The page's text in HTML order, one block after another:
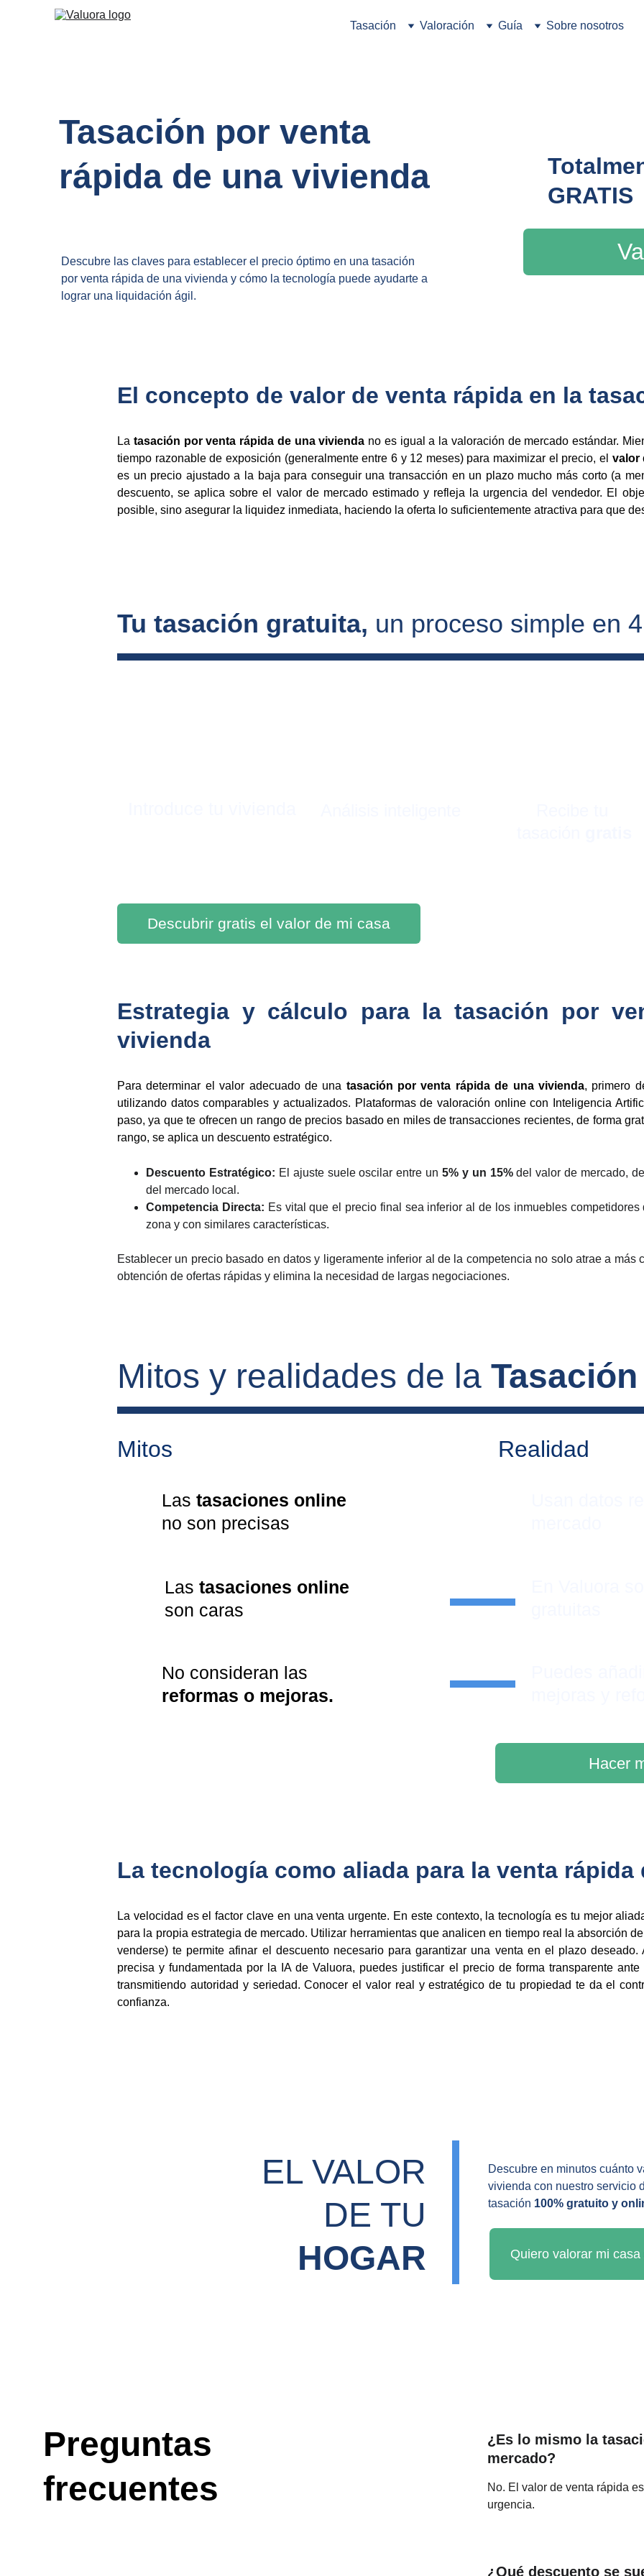
Tasación Valoración Guía Sobre nosotros
Tasación por venta
rápida de una vivienda
Descubre las claves para establecer el precio óptimo en una tasación
por venta rápida de una vivienda y cómo la tecnología puede ayudarte a
lograr una liquidación ágil.
GRATIS
El concepto de valor de venta rápida en la
La tasación por venta rápida de una vivienda no es igual a la valoración de mercado estándar.
tiempo razonable de exposición (generalmente entre 6 y 12 meses) para maximizar el precio, el valor
es un precio ajustado a la baja para conseguir una transacción en un plazo mucho más corto (a
descuento, se aplica sobre el valor de mercado estimado y refleja la urgencia del vendedor. El
posible, sino asegurar la liquidez inmediata, haciendo la oferta lo suficientemente atractiva para que
Descubrir gratis el valor de mi casa
Tu tasación gratuita, un proceso simple en
Estrategia y cálculo para la tasación por
vivienda
Para determinar el valor adecuado de una tasación por venta rápida de una vivienda, primero
utilizando datos comparables y actualizados. Plataformas de valoración online con Inteligencia
paso, ya que te ofrecen un rango de precios basado en miles de transacciones recientes, de forma
rango, se aplica un descuento estratégico.
Descuento Estratégico: El ajuste suele oscilar entre un 5% y un 15%del valor de mercado,
del mercado local.
Competencia Directa: Es vital que el precio final sea inferior al de los inmuebles
zona y con similares características.
Establecer un precio basado en datos y ligeramente inferior al de la competencia no solo atrae a más
obtención de ofertas rápidas y elimina la necesidad de largas negociaciones.
Hacer
Mitos y realidades de la
Mitos Realidad
Las tasaciones online
no son precisas
Las tasaciones online
son caras
No consideran las
reformas o mejoras.
La tecnología como aliada para la venta rápida
La velocidad es el factor clave en una venta urgente. En este contexto, la tecnología es tu mejor
para la propia estrategia de mercado. Utilizar herramientas que analicen en tiempo real la absorción
venderse) te permite afinar el descuento necesario para garantizar una venta en el plazo
precisa y fundamentada por la IA de Valuora, puedes justificar el precio de forma transparente
transmitiendo autoridad y seriedad. Conocer el valor real y estratégico de tu propiedad te da el
confianza.
EL VALOR
DE TU
HOGAR
Quiero valorar mi casa
Descubre en minutos cuánto
vivienda con nuestro servicio
tasación 100% gratuito y
Preguntas
frecuentes
¿Es lo mismo la
mercado?
No. El valor de venta rápida
urgencia.
¿Qué descuento se